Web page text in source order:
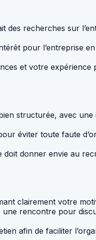
des recherches sur
pour l’entreprise
et votre
structurée, avec
éviter toute faute
doit donner envie au
clairement votre
une rencontre pour
afin de faciliter